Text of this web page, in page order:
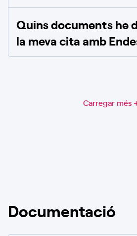
Quins documents he
la meva cita amb
Carregar més
Documentació